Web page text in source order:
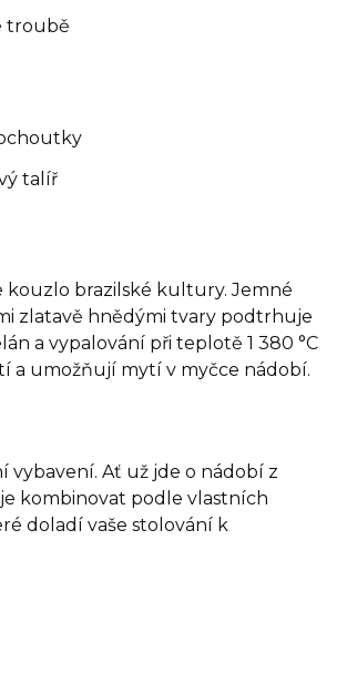
troubě
talíř
kouzlo brazilské kultury. Jemné
zlatavě hnědými tvary podtrhuje
a vypalování při teplotě 1 380 °C
umožňují mytí v myčce nádobí.
vybavení. Ať už jde o nádobí z
kombinovat podle vlastních
doladí vaše stolování k